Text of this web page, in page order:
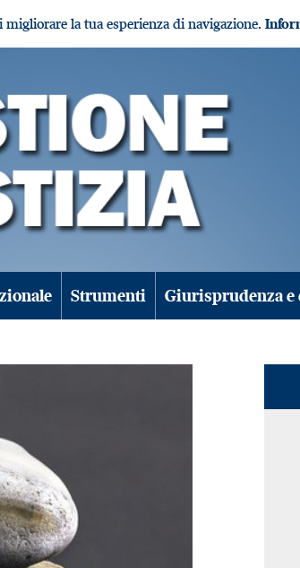
la tua esperienza di navigazione.
Strumenti Giurisprudenza